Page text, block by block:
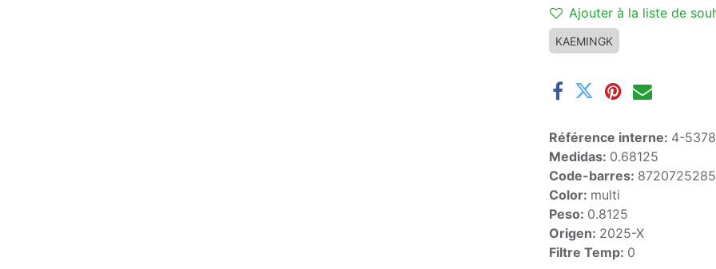
Ajouter à la liste de
KAEMINGK
Référence interne: 4-
Medidas: 0.68125
Code-barres:
Color: multi
Peso: 0.8125
Origen: 2025-X
Filtre Temp: 0